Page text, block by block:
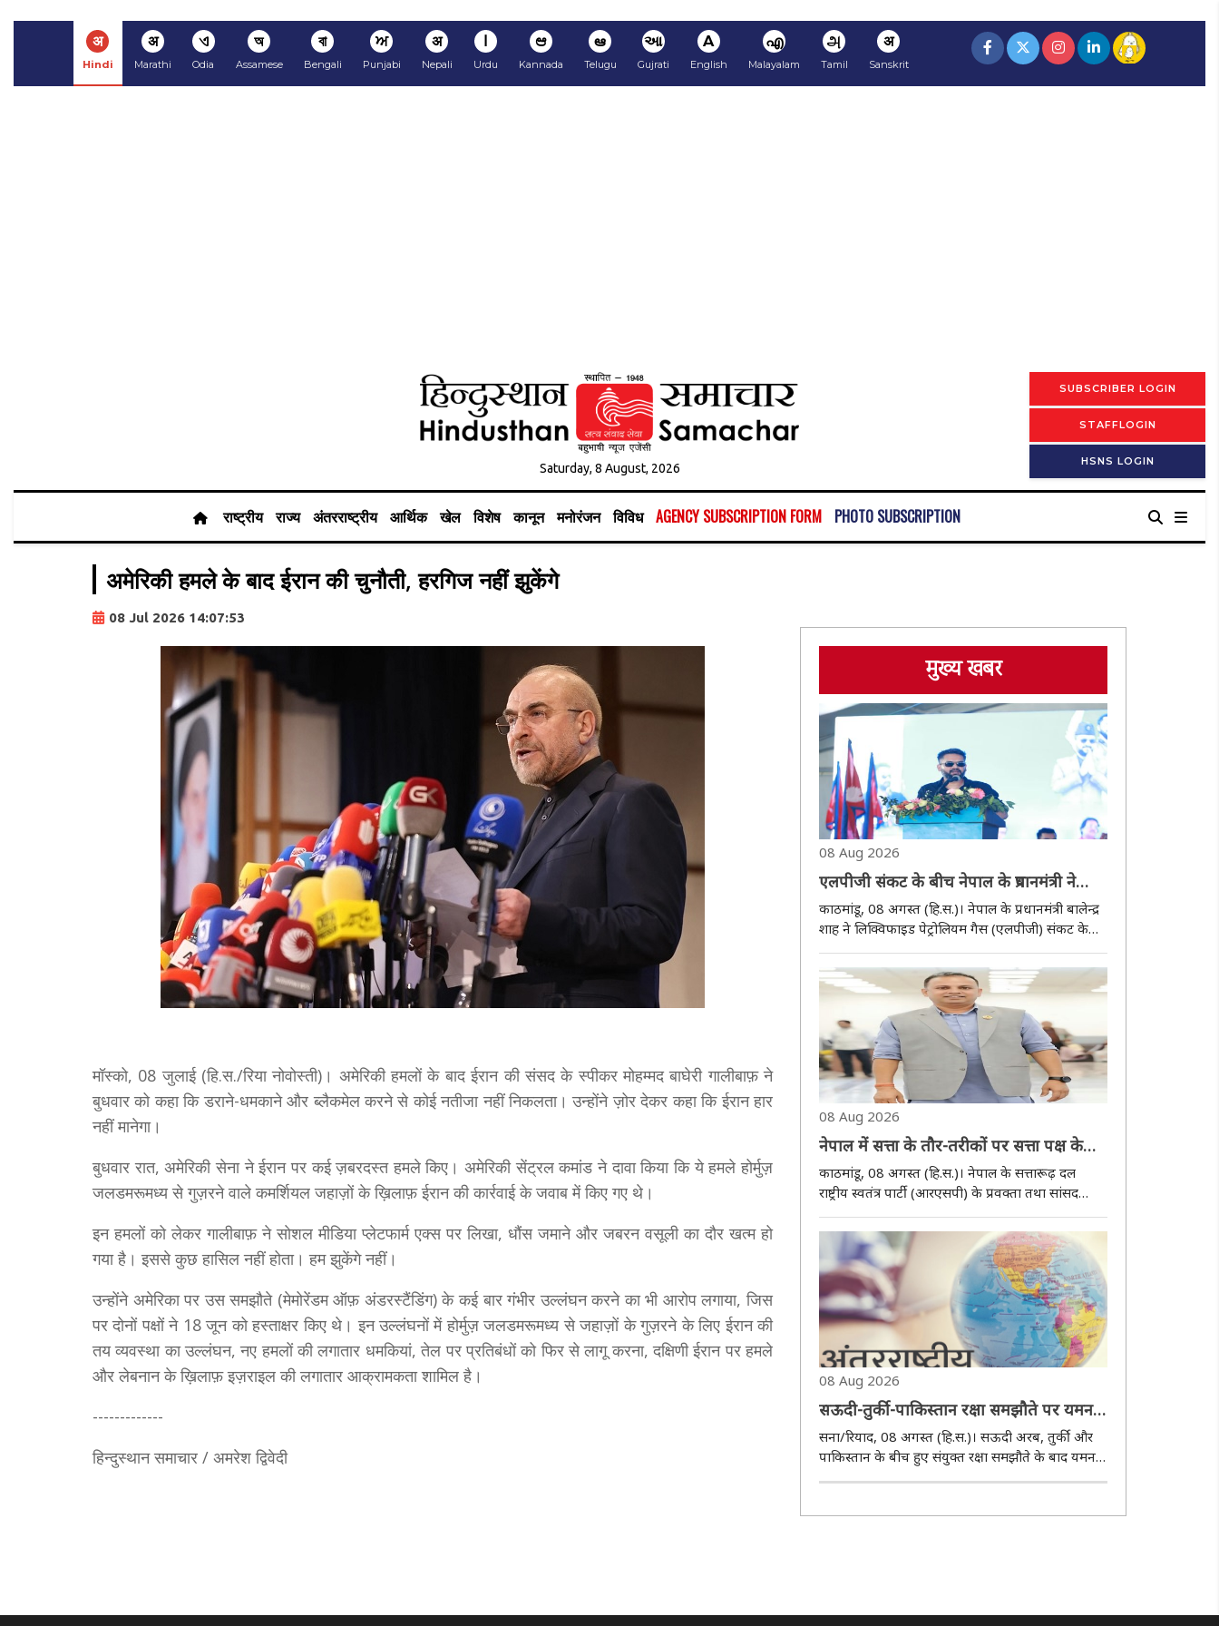
अ
Hindi
अ
Marathi
ଏ
Odia
অ
Assamese
বা
Bengali
ਅ
Punjabi
अ
Nepali
ا
Urdu
ಆ
Kannada
ఆ
Telugu
આ
Gujrati
A
English
എ
Malayalam
அ
Tamil
अ
Sanskrit
Saturday, 8 August, 2026
SUBSCRIBER LOGIN
STAFFLOGIN
HSNS LOGIN
राष्ट्रीय राज्य अंतरराष्ट्रीय आर्थिक खेल विशेष कानून मनोरंजन विविध AGENCY SUBSCRIPTION FORM PHOTO SUBSCRIPTION
अमेरिकी हमले के बाद ईरान की चुनौती, हरगिज नहीं झुकेंगे
08 Jul 2026 14:07:53
मॉस्को, 08 जुलाई (हि.स./रिया नोवोस्ती)। अमेरिकी हमलों के बाद ईरान की संसद के स्पीकर मोहम्मद बाघेरी गालीबाफ़ ने
बुधवार को कहा कि डराने-धमकाने और ब्लैकमेल करने से कोई नतीजा नहीं निकलता। उन्होंने ज़ोर देकर कहा कि ईरान हार
नहीं मानेगा।
बुधवार रात, अमेरिकी सेना ने ईरान पर कई ज़बरदस्त हमले किए। अमेरिकी सेंट्रल कमांड ने दावा किया कि ये हमले होर्मुज़
जलडमरूमध्य से गुज़रने वाले कमर्शियल जहाज़ों के ख़िलाफ़ ईरान की कार्रवाई के जवाब में किए गए थे।
इन हमलों को लेकर गालीबाफ़ ने साेशल मीडिया प्लेटफार्म एक्स पर लिखा, धौंस जमाने और जबरन वसूली का दौर खत्म हो
गया है। इससे कुछ हासिल नहीं होता। हम झुकेंगे नहीं।
उन्होंने अमेरिका पर उस समझौते (मेमोरेंडम ऑफ़ अंडरस्टैंडिंग) के कई बार गंभीर उल्लंघन करने का भी आरोप लगाया, जिस
पर दोनों पक्षों ने 18 जून को हस्ताक्षर किए थे। इन उल्लंघनों में होर्मुज़ जलडमरूमध्य से जहाज़ों के गुज़रने के लिए ईरान की
तय व्यवस्था का उल्लंघन, नए हमलों की लगातार धमकियां, तेल पर प्रतिबंधों को फिर से लागू करना, दक्षिणी ईरान पर हमले
और लेबनान के ख़िलाफ़ इज़राइल की लगातार आक्रामकता शामिल है।
-------------
हिन्दुस्थान समाचार / अमरेश द्विवेदी
मुख्य खबर
08 Aug 2026
एलपीजी संकट के बीच नेपाल के प्रधानमंत्री ने
सरकार के कामकाज का किया बचाव
काठमांडू, 08 अगस्त (हि.स.)। नेपाल के प्रधानमंत्री बालेन्द्र
शाह ने लिक्विफाइड पेट्रोलियम गैस (एलपीजी) संकट के
बीच अपनी सरकार के कामकाज का बचाव किया है।
उन्होंने कहा कि घाटे में चल रहे और लंबे समय से बंद
सरकारी उद्योगों एवं संस्थानों को फिर से सक्रि..
08 Aug 2026
नेपाल में सत्ता के तौर-तरीकों पर सत्ता पक्ष के
सांसद का हमला, बोले- ‘आग की लपटें बुझी हैं,
चिंगारी अब भी बाकी है’
काठमांडू, 08 अगस्त (हि.स.)। नेपाल के सत्तारूढ़ दल
राष्ट्रीय स्वतंत्र पार्टी (आरएसपी) के प्रवक्ता तथा सांसद
मनीष झा ने अपनी ही पार्टी की सरकार के शासन करने के
तौर-तरीकों की तीखी आलोचना करते हुए आज चेतावनी दी
कि जनता का असंतोष अभी वास्तव में खत्म ..
08 Aug 2026
सऊदी-तुर्की-पाकिस्तान रक्षा समझौते पर यमन
का पलटवार, कहा- गठबंधन का जवाब देंगे
सना/रियाद, 08 अगस्त (हि.स.)। सऊदी अरब, तुर्की और
पाकिस्तान के बीच हुए संयुक्त रक्षा समझौते के बाद यमन ने
कड़ी प्रतिक्रिया दी है। यमन के अधिकारियों ने चेतावनी दी
भी सैन्य कार्रवाई या घेराबंदी में शामिल ..